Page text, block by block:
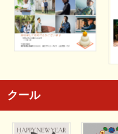
クール